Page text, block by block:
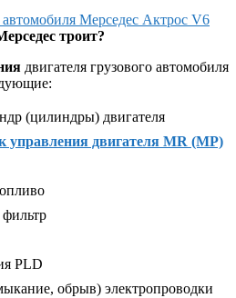
троит?
двигателя грузового автомобиля
(цилиндры) двигателя
управления двигателя MR (МР)
PLD
обрыв) электропроводки